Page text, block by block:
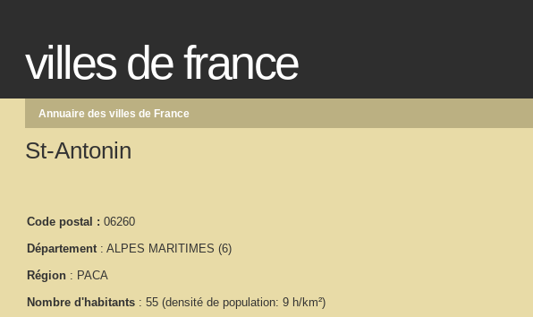
villes de france
Annuaire des villes de France
St-Antonin
Code postal : 06260
Département : ALPES MARITIMES (6)
Région : PACA
Nombre d'habitants : 55 (densité de population: 9 h/km²)